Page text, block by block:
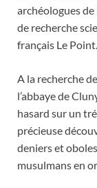
archéologues
de recherche
français Le Point.
A la recherche
l’abbaye de
hasard sur un
précieuse
deniers et
musulmans en